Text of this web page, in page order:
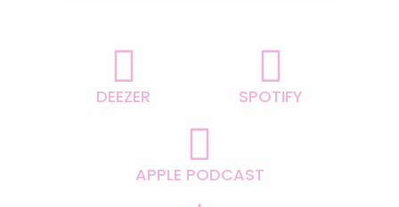
DEEZER SPOTIFY
APPLE PODCAST